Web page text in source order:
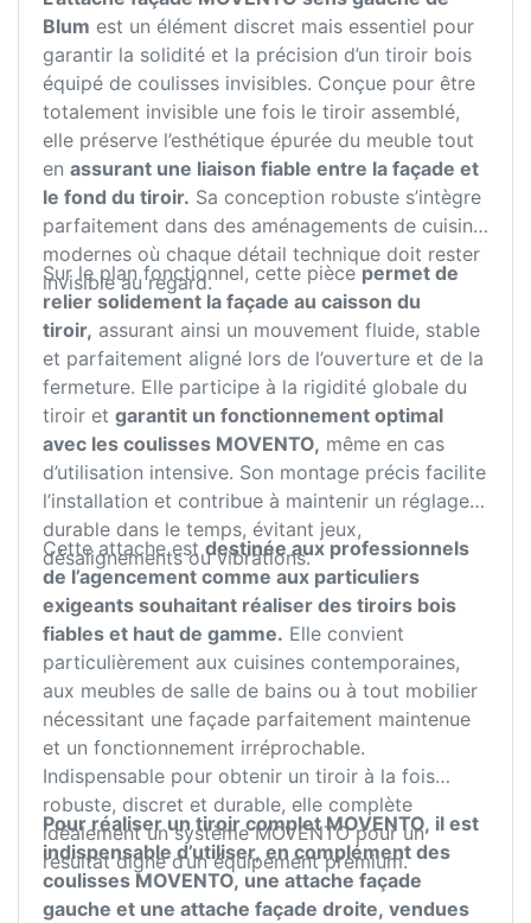
Blum est un élément discret mais essentiel pour
garantir la solidité et la précision d’un tiroir bois
équipé de coulisses invisibles. Conçue pour être
totalement invisible une fois le tiroir assemblé,
elle préserve l’esthétique épurée du meuble tout
en assurant une liaison fiable entre la façade et
le fond du tiroir. Sa conception robuste s’intègre
parfaitement dans des aménagements de cuisine
modernes où chaque détail technique doit rester
invisible au regard.
Sur le plan fonctionnel, cette pièce permet de
relier solidement la façade au caisson du
tiroir, assurant ainsi un mouvement fluide, stable
et parfaitement aligné lors de l’ouverture et de la
fermeture. Elle participe à la rigidité globale du
tiroir et garantit un fonctionnement optimal
avec les coulisses MOVENTO, même en cas
d’utilisation intensive. Son montage précis facilite
l’installation et contribue à maintenir un réglage
durable dans le temps, évitant jeux,
désalignements ou vibrations.
Cette attache estdestinée aux professionnels
de l’agencement comme aux particuliers
exigeants souhaitant réaliser des tiroirs bois
fiables et haut de gamme. Elle convient
particulièrement aux cuisines contemporaines,
aux meubles de salle de bains ou à tout mobilier
nécessitant une façade parfaitement maintenue
et un fonctionnement irréprochable.
Indispensable pour obtenir un tiroir à la fois
robuste, discret et durable, elle complète
idéalement un système MOVENTO pour un
résultat digne d’un équipement premium.
Pour réaliser un tiroir complet MOVENTO, il est
indispensable d’utiliser, en complément des
coulisses MOVENTO, une attache façade
gauche et une attache façade droite, vendues